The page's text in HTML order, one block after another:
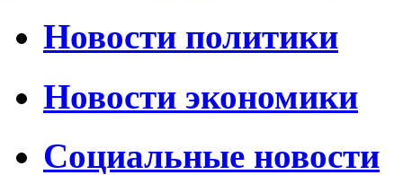
Новости политики
Новости экономики
Социальные новости